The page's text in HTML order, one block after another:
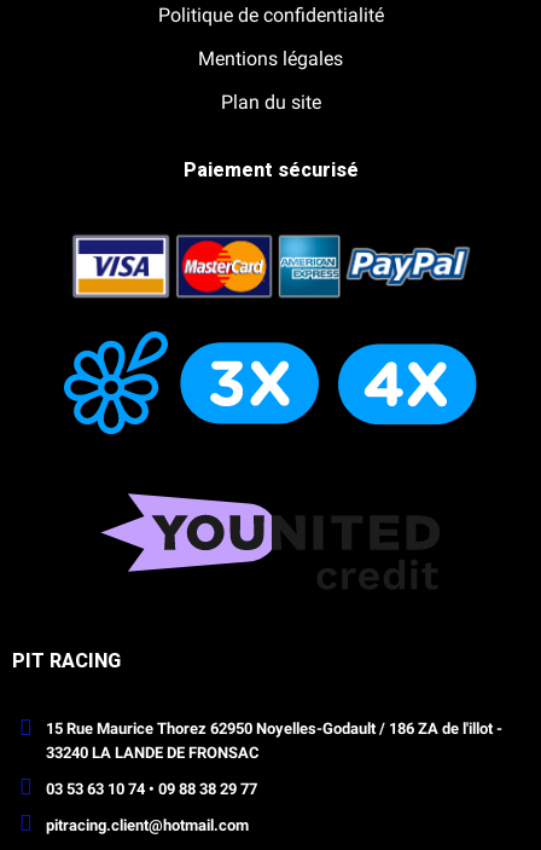
Politique de confidentialité
Mentions légales
Plan du site
Paiement sécurisé
PIT RACING
15 Rue Maurice Thorez 62950 Noyelles-Godault / 186 ZA de l'illot -
33240 LA LANDE DE FRONSAC
03 53 63 10 74 • 09 88 38 29 77
pitracing.client@hotmail.com